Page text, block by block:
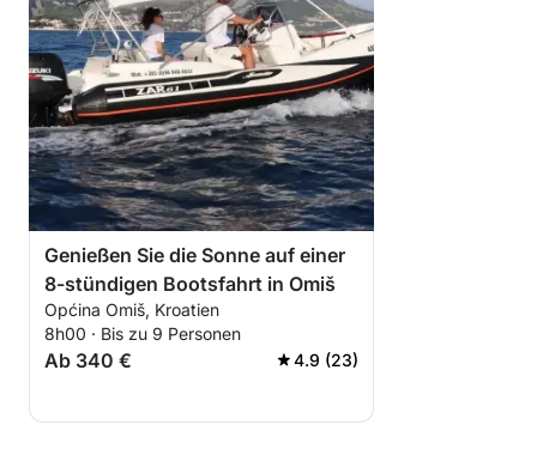
Genießen Sie die Sonne auf einer
8-stündigen Bootsfahrt in Omiš
Općina Omiš, Kroatien
8h00 · Bis zu 9 Personen
Ab 340 € 4.9 (23)